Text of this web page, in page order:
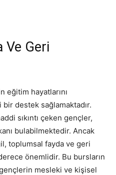
Ve Geri
eğitim hayatlarını
destek sağlamaktadır.
sıkıntı çeken gençler,
bulabilmektedir. Ancak
toplumsal fayda ve geri
önemlidir. Bu bursların
mesleki ve kişisel